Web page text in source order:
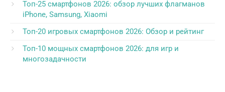
Топ-25 смартфонов 2026: обзор лучших флагманов
iPhone, Samsung, Xiaomi
Топ-20 игровых смартфонов 2026: Обзор и рейтинг
Топ-10 мощных смартфонов 2026: для игр и
многозадачности